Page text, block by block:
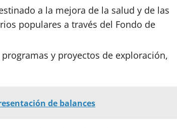
a la mejora de la salud y de las
populares a través del Fondo de
y proyectos de exploración,
de balances